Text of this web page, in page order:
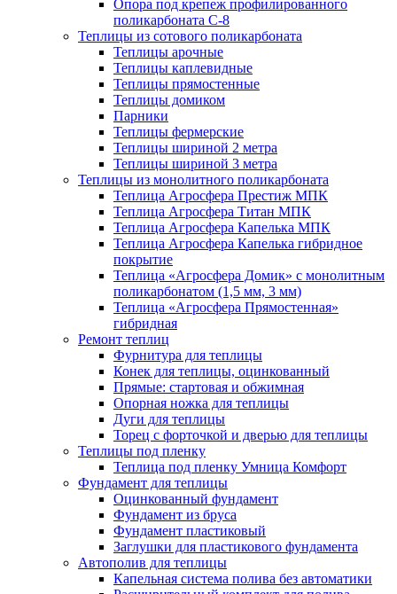
Опора под крепеж профилированного
поликарбоната С-8
Теплицы из сотового поликарбоната
Теплицы арочные
Теплицы каплевидные
Теплицы прямостенные
Теплицы домиком
Парники
Теплицы фермерские
Теплицы шириной 2 метра
Теплицы шириной 3 метра
Теплицы из монолитного поликарбоната
Теплица Агросфера Престиж МПК
Теплица Агросфера Титан МПК
Теплица Агросфера Капелька МПК
Теплица Агросфера Капелька гибридное
покрытие
Теплица «Агросфера Домик» с монолитным
поликарбонатом (1,5 мм, 3 мм)
Теплица «Агросфера Прямостенная»
гибридная
Ремонт теплиц
Фурнитура для теплицы
Конек для теплицы, оцинкованный
Прямые: стартовая и обжимная
Опорная ножка для теплицы
Дуги для теплицы
Торец с форточкой и дверью для теплицы
Теплицы под пленку
Теплица под пленку Умница Комфорт
Фундамент для теплицы
Оцинкованный фундамент
Фундамент из бруса
Фундамент пластиковый
Заглушки для пластикового фундамента
Автополив для теплицы
Капельная система полива без автоматики